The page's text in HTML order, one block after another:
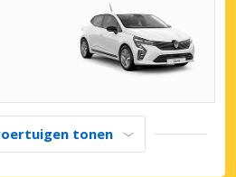
tonen